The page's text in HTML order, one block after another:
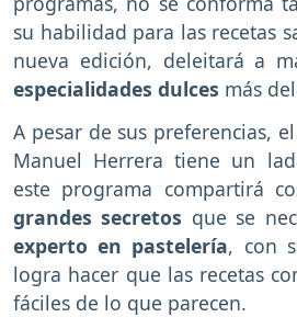
su habilidad para las recetas
nueva edición, deleitará a
especialidades dulces más
A pesar de sus preferencias,
Manuel Herrera tiene un
este programa compartirá
grandes secretos que se
experto en pastelería, con
logra hacer que las recetas
fáciles de lo que parecen.